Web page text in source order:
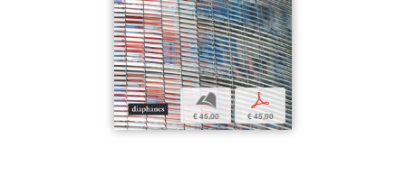
b
€ 45,00
p
€ 45,00